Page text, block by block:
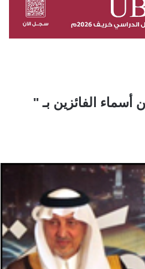
أسماء الفائزين بـ "